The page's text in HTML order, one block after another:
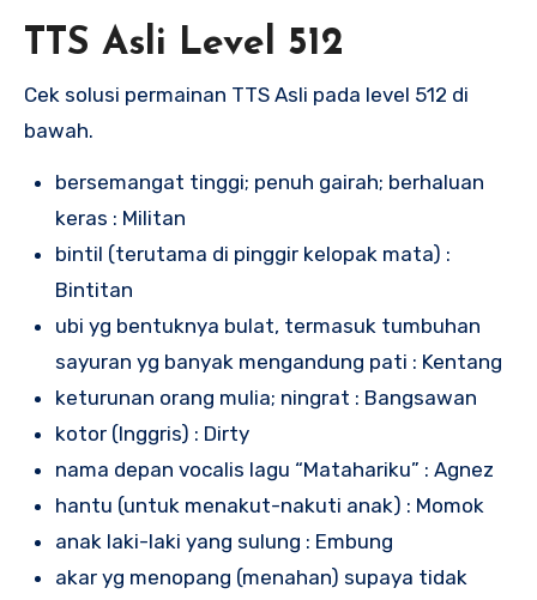
TTS Asli Level 512
Cek solusi permainan TTS Asli pada level 512 di
bawah.
bersemangat tinggi; penuh gairah; berhaluan
keras : Militan
bintil (terutama di pinggir kelopak mata) :
Bintitan
ubi yg bentuknya bulat, termasuk tumbuhan
sayuran yg banyak mengandung pati : Kentang
keturunan orang mulia; ningrat : Bangsawan
kotor (Inggris) : Dirty
nama depan vocalis lagu “Matahariku” : Agnez
hantu (untuk menakut-nakuti anak) : Momok
anak laki-laki yang sulung : Embung
akar yg menopang (menahan) supaya tidak